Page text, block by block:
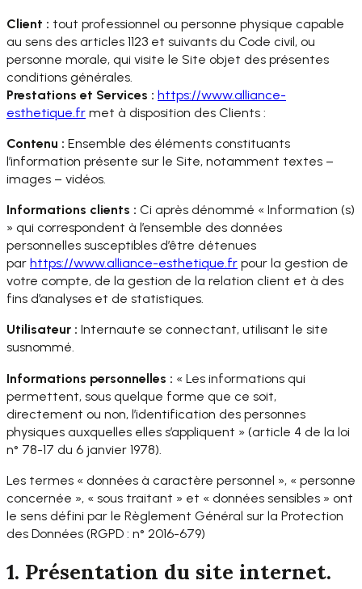
Client : tout professionnel ou personne physique capable
au sens des articles 1123 et suivants du Code civil, ou
personne morale, qui visite le Site objet des présentes
conditions générales.
Prestations et Services : https://www.alliance-
esthetique.fr met à disposition des Clients :
Contenu : Ensemble des éléments constituants
l’information présente sur le Site, notamment textes –
images – vidéos.
Informations clients : Ci après dénommé « Information (s)
» qui correspondent à l’ensemble des données
personnelles susceptibles d’être détenues
par https://www.alliance-esthetique.fr pour la gestion de
votre compte, de la gestion de la relation client et à des
fins d’analyses et de statistiques.
Utilisateur : Internaute se connectant, utilisant le site
susnommé.
Informations personnelles : « Les informations qui
permettent, sous quelque forme que ce soit,
directement ou non, l’identification des personnes
physiques auxquelles elles s’appliquent » (article 4 de la loi
n° 78-17 du 6 janvier 1978).
Les termes « données à caractère personnel », « personne
concernée », « sous traitant » et « données sensibles » ont
le sens défini par le Règlement Général sur la Protection
des Données (RGPD : n° 2016-679)
1. Présentation du site internet.